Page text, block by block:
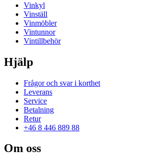
Vinkyl
Vinställ
Vinmöbler
Vintunnor
Vintillbehör
Hjälp
Frågor och svar i korthet
Leverans
Service
Betalning
Retur
+46 8 446 889 88
Om oss